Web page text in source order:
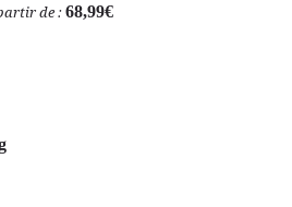
de :68,99€